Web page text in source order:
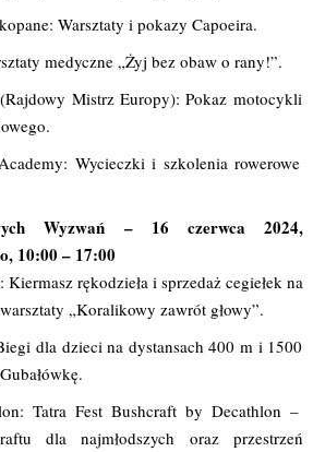
Warsztaty i pokazy Capoeira.
medyczne „Żyj bez obaw o rany!”.
Mistrz Europy): Pokaz motocykli
Wycieczki i szkolenia rowerowe
Wyzwań – 16 czerwca 2024,
10:00 – 17:00
rękodzieła i sprzedaż cegiełek na
„Koralikowy zawrót głowy”.
dla dzieci na dystansach 400 m i 1500
Tatra Fest Bushcraft by Decathlon –
dla najmłodszych oraz przestrzeń